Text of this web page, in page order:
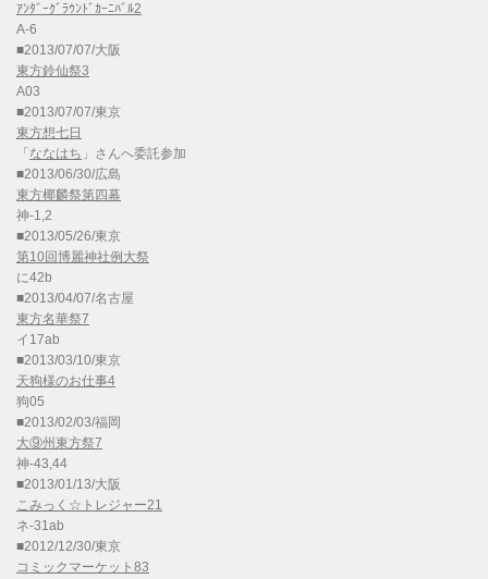
ｱﾝﾀﾞｰｸﾞﾗｳﾝﾄﾞｶｰﾆﾊﾞﾙ2
A-6
■2013/07/07/大阪
東方鈴仙祭3
A03
■2013/07/07/東京
東方想七日
「 ななはち 」さんへ委託参加
■2013/06/30/広島
東方椰麟祭第四幕
神-1,2
■2013/05/26/東京
第10回博麗神社例大祭
に42b
■2013/04/07/名古屋
東方名華祭7
イ17ab
■2013/03/10/東京
天狗様のお仕事4
狗05
■2013/02/03/福岡
大⑨州東方祭7
神-43,44
■2013/01/13/大阪
こみっく☆トレジャー21
ネ-31ab
■2012/12/30/東京
コミックマーケット83